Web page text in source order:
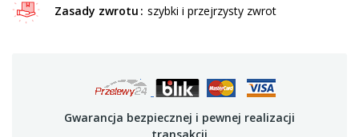
Zasady zwrotu szybki i przejrzysty zwrot
Gwarancja bezpiecznej i pewnej realizacji
transakcji